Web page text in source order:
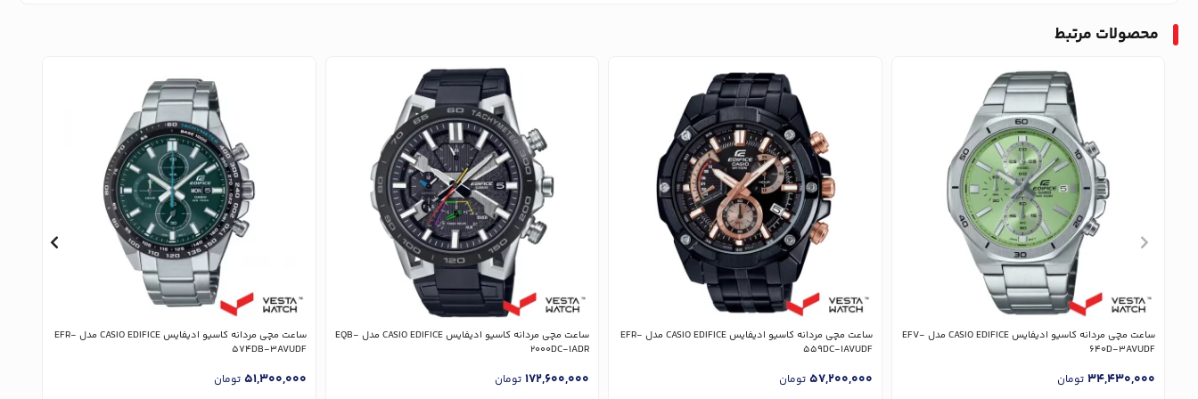
محصولات مرتبط
ساعت مچی مردانه کاسیو ادیفایس CASIO EDIFICE مدل EFV-
640D-3AVUDF
34,430,000 تومان
ساعت مچی مردانه کاسیو ادیفایس CASIO EDIFICE مدل EFR-
559DC-1AVUDF
57,200,000 تومان
ساعت مچی مردانه کاسیو ادیفایس CASIO EDIFICE مدل EQB-
2000DC-1ADR
172,600,000 تومان
ساعت مچی مردانه کاسیو ادیفایس CASIO EDIFICE مدل EFR-
574DB-3AVUDF
51,300,000 تومان